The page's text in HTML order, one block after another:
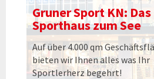
Gruner Sport KN: Das
Sporthaus zum See
Auf über 4.000 qm
bieten wir Ihnen alles was Ihr
Sportlerherz begehrt!